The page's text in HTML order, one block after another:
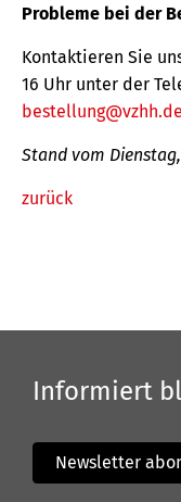
Probleme bei der
Kontaktieren Sie
16 Uhr unter der
bestellung@vzhh.de
Stand vom
zurück
Informiert
Newsletter